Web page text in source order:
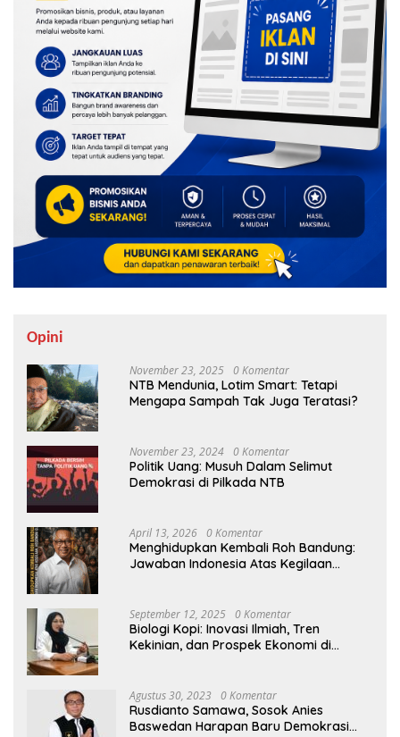
Opini
November 23, 2025 0 Komentar
NTB Mendunia, Lotim Smart: Tetapi
Mengapa Sampah Tak Juga Teratasi?
November 23, 2024 0 Komentar
Politik Uang: Musuh Dalam Selimut
Demokrasi di Pilkada NTB
April 13, 2026 0 Komentar
Menghidupkan Kembali Roh Bandung:
Jawaban Indonesia Atas Kegilaan
September 12, 2025 0 Komentar
Biologi Kopi: Inovasi Ilmiah, Tren
Kekinian, dan Prospek Ekonomi di
Agustus 30, 2023 0 Komentar
Rusdianto Samawa, Sosok Anies
Baswedan Harapan Baru Demokrasi